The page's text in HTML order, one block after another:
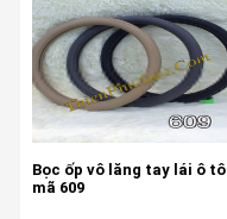
Bọc ốp vô lăng tay lái ô tô
mã 609